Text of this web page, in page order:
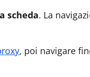
scheda. La
, poi navigare